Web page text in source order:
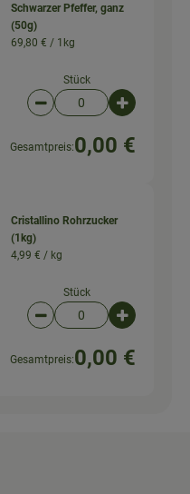
Schwarzer Pfeffer, ganz
(50g)
69,80 € / 1kg
Stück
Artikelanzahl
Gesamtpreis:0,00 €
Cristallino Rohrzucker
(1kg)
4,99 € / kg
Stück
Artikelanzahl
Gesamtpreis:0,00 €